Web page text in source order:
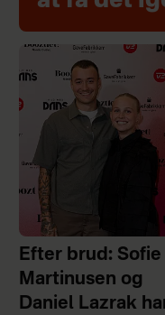
Efter brud: Sofie
Martinusen og
Daniel Lazrak